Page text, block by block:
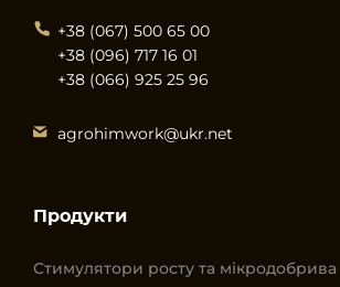
+38 (067) 500 65 00
+38 (096) 717 16 01
+38 (066) 925 25 96
agrohimwork@ukr.net
Продукти
Стимулятори росту та мікродобрива